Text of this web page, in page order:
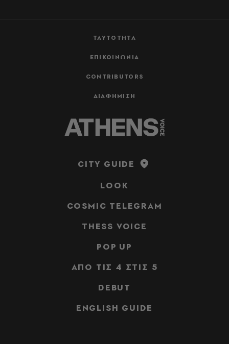
ΤΑΥΤΟΤΗΤΑ
ΕΠΙΚΟΙΝΩΝΙΑ
CONTRIBUTORS
ΔΙΑΦΗΜΙΣΗ
CITY GUIDE
LOOK
COSMIC TELEGRAM
THESS VOICE
POP UP
ΑΠΟ ΤΙΣ 4 ΣΤΙΣ 5
DEBUT
ENGLISH GUIDE